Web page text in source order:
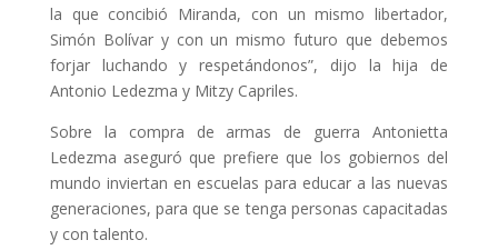
la que concibió Miranda, con un mismo libertador,
Simón Bolívar y con un mismo futuro que debemos
forjar luchando y respetándonos”, dijo la hija de
Antonio Ledezma y Mitzy Capriles.
Sobre la compra de armas de guerra Antonietta
Ledezma aseguró que prefiere que los gobiernos del
mundo inviertan en escuelas para educar a las nuevas
generaciones, para que se tenga personas capacitadas
y con talento.